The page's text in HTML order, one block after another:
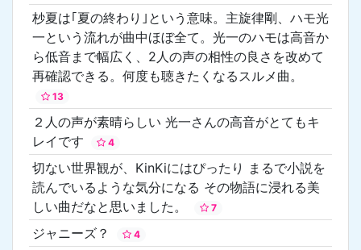
杪夏は｢夏の終わり｣という意味。主旋律剛、ハモ光
一という流れが曲中ほぼ全て。光一のハモは高音か
ら低音まで幅広く、2人の声の相性の良さを改めて
再確認できる。何度も聴きたくなるスルメ曲。
13
２人の声が素晴らしい 光一さんの高音がとてもキ
レイです
4
切ない世界観が、KinKiにはぴったり まるで小説を
読んでいるような気分になる その物語に浸れる美
しい曲だなと思いました。
7
ジャニーズ？ 4